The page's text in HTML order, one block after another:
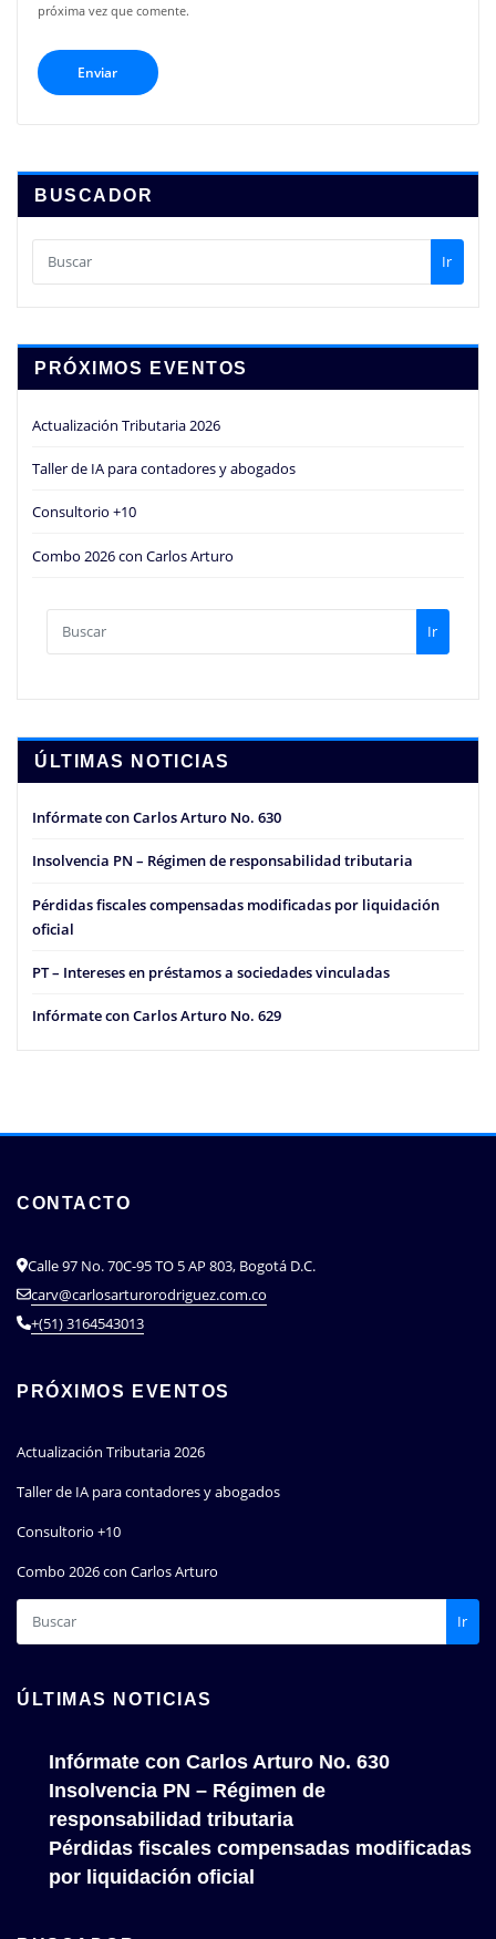
próxima vez que comente.
BUSCADOR
Ir
PRÓXIMOS EVENTOS
Actualización Tributaria 2026
Taller de IA para contadores y abogados
Consultorio +10
Combo 2026 con Carlos Arturo
Ir
ÚLTIMAS NOTICIAS
Infórmate con Carlos Arturo No. 630
Insolvencia PN – Régimen de responsabilidad tributaria
Pérdidas fiscales compensadas modificadas por liquidación
oficial
PT – Intereses en préstamos a sociedades vinculadas
Infórmate con Carlos Arturo No. 629
CONTACTO
Calle 97 No. 70C-95 TO 5 AP 803, Bogotá D.C.
carv@carlosarturorodriguez.com.co
+(51) 3164543013
PRÓXIMOS EVENTOS
Actualización Tributaria 2026
Taller de IA para contadores y abogados
Consultorio +10
Combo 2026 con Carlos Arturo
Ir
ÚLTIMAS NOTICIAS
Infórmate con Carlos Arturo No. 630
Insolvencia PN – Régimen de
responsabilidad tributaria
Pérdidas fiscales compensadas modificadas
por liquidación oficial